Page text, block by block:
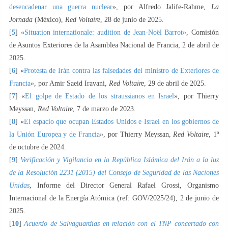
desencadenar una guerra nuclear», por Alfredo Jalife-Rahme,La
Jornada (México), Red Voltaire, 28 de junio de 2025.
[5] «Situation internationale: audition de Jean-Noël Barrot», Comisión
de Asuntos Exteriores de la Asamblea Nacional de Francia, 2 de abril de
2025.
[6] «Protesta de Irán contra las falsedades del ministro de Exteriores de
Francia», por Amir Saeid Iravani, Red Voltaire, 29 de abril de 2025.
[7] «El golpe de Estado de los straussianos en Israel», por Thierry
Meyssan, Red Voltaire, 7 de marzo de 2023.
[8] «El espacio que ocupan Estados Unidos e Israel en los gobiernos de
la Unión Europea y de Francia», por Thierry Meyssan,Red Voltaire, 1º
de octubre de 2024.
[9] Verificación y Vigilancia en la República Islámica del Irán a la luz
de la Resolución 2231 (2015) del Consejo de Seguridad de las Naciones
Unidas, Informe del Director General Rafael Grossi, Organismo
Internacional de la Energía Atómica (ref: GOV/2025/24), 2 de junio de
2025.
[10]Acuerdo de Salvaguardias en relación con el TNP concertado con